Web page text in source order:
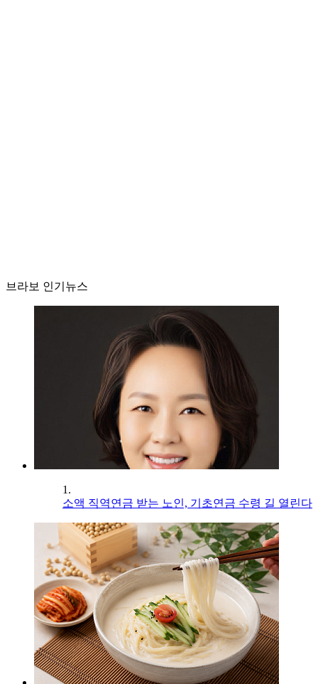
브라보 인기뉴스
1.
소액 직역연금 받는 노인, 기초연금 수령 길 열린다